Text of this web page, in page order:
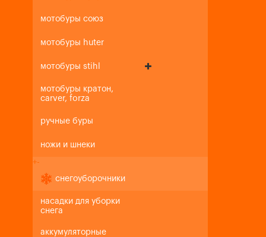
мотобуры союз
мотобуры huter
мотобуры stihl
мотобуры кратон,
carver, forza
ручные буры
ножи и шнеки
+-
снегоуборочники
насадки для уборки
снега
аккумуляторные